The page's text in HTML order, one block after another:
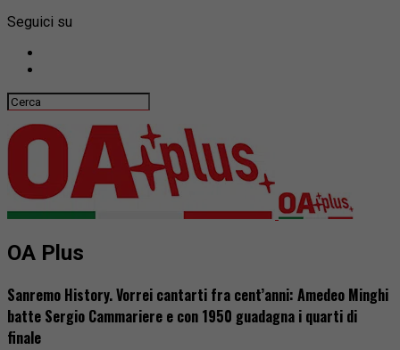
Seguici su
OA Plus
Sanremo History. Vorrei cantarti fra cent’anni: Amedeo Minghi
batte Sergio Cammariere e con 1950 guadagna i quarti di
finale